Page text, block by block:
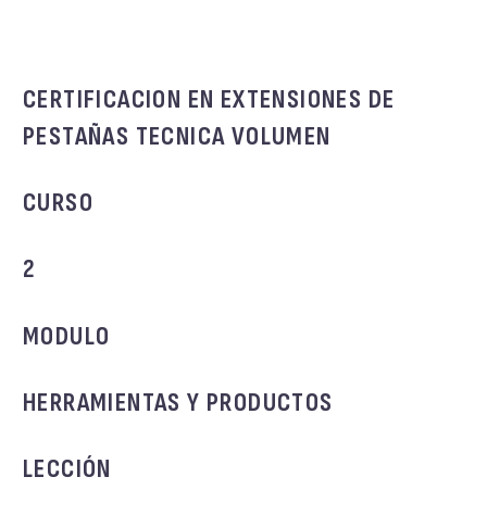
CERTIFICACION EN EXTENSIONES DE
PESTAÑAS TECNICA VOLUMEN
CURSO
2
MODULO
HERRAMIENTAS Y PRODUCTOS
LECCIÓN